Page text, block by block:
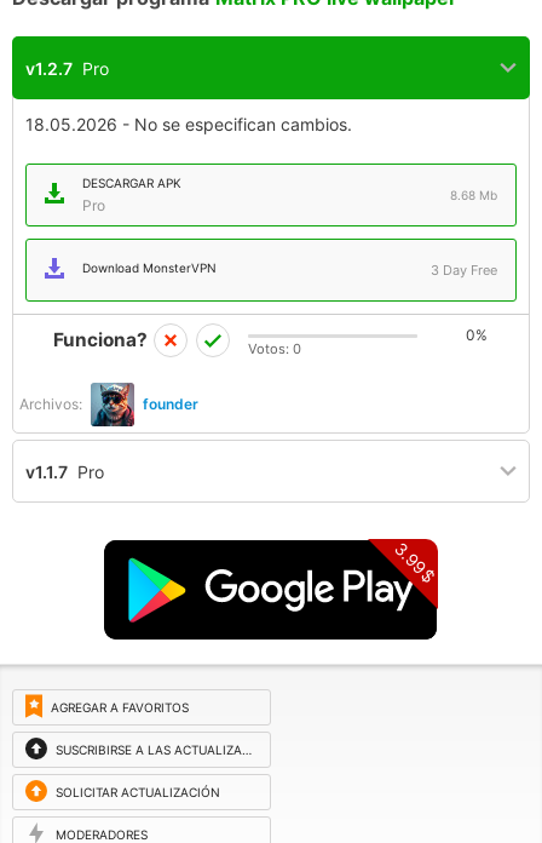
v1.2.7 Pro
18.05.2026 - No se especifican cambios.
DESCARGAR APK
Pro
8.68 Mb
Download MonsterVPN 3 Day Free
Archivos: founder
Funciona? 0%
Votos: 0
v1.1.7 Pro
3.99$
AGREGAR A FAVORITOS
SUSCRIBIRSE A LAS ACTUALIZACIONES
SOLICITAR ACTUALIZACIÓN
MODERADORES